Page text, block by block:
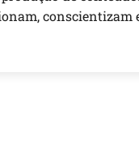
conscientizam